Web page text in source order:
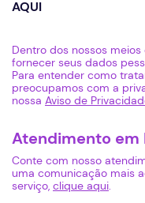
AQUI
Dentro dos nossos
fornecer seus dados
Para entender como
preocupamos com a
nossa Aviso de
Atendimento em
Conte com nosso
uma comunicação mais
serviço, clique aqui.